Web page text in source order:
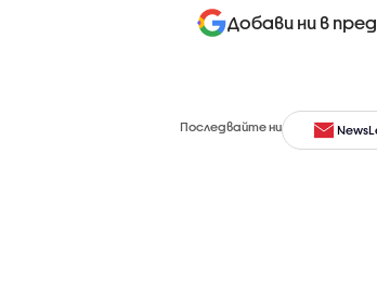
Добави ни в
Последвайте ни